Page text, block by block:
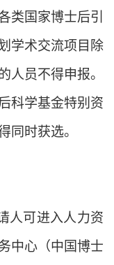
类国家博士后引
学术交流项目除
人员不得申报。
科学基金特别资
同时获选。
人可进入人力资
中心（中国博士